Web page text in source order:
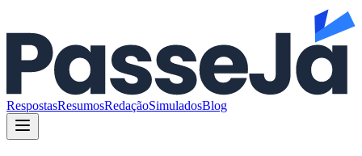
RespostasResumosRedaçãoSimuladosBlog